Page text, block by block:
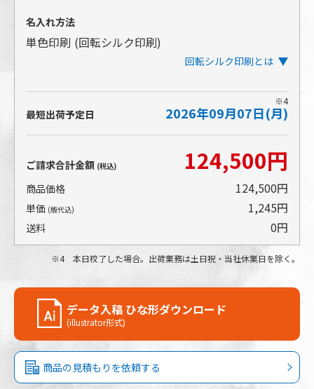
名入れ方法
単色印刷 (回転シルク印刷)
回転シルク印刷とは
アイテムを回転させながら印刷するタイプのシルク印
アイテムの表面にインクを盛る印刷方法であるため、
発色の美しさや、細かい文字や小さな柄の再現性が高
いところも特長です。
※4
最短出荷予定日 2026年09月07日(月)
ご請求合計金額 (税込) 124,500円
商品価格 124,500円
単価 (版代込) 1,245円
送料 0円
4 本日校了した場合。出荷業務は土日祝・当社休業日を除く。
データ入稿 ひな形ダウンロード
(illustrator形式)
商品の見積もりを依頼する